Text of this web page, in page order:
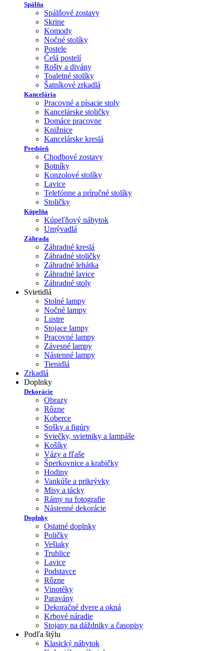
Spálňa
Spálňové zostavy
Skrine
Komody
Nočné stolíky
Postele
Čelá postelí
Rošty a divány
Toaletné stolíky
Šatníkové zrkadlá
Kancelária
Pracovné a písacie stoly
Kancelárske stoličky
Domáce pracovne
Knižnice
Kancelárske kreslá
Predsieň
Chodbové zostavy
Botníky
Konzolové stolíky
Lavice
Telefónne a príručné stolíky
Stoličky
Kúpelňa
Kúpeľňový nábytok
Umývadlá
Záhrada
Záhradné kreslá
Záhradné stoličky
Záhradné lehátka
Záhradné lavice
Záhradné stoly
Svietidlá
Stolné lampy
Nočné lampy
Lustre
Stojace lampy
Pracovné lampy
Závesné lampy
Nástenné lampy
Tienidlá
Zrkadlá
Doplnky
Dekorácie
Obrazy
Rôzne
Koberce
Sošky a figúry
Sviečky, svietniky a lampáše
Košíky
Vázy a fľaše
Šperkovnice a krabičky
Hodiny
Vankúše a prikrývky
Misy a tácky
Rámy na fotografie
Nástenné dekorácie
Doplnky
Ostatné doplnky
Poličky
Vešiaky
Truhlice
Lavice
Podstavce
Rôzne
Vinotéky
Paravány
Dekoračné dvere a okná
Krbové náradie
Stojany na dáždniky a časopisy
Podľa štýlu
Klasický nábytok